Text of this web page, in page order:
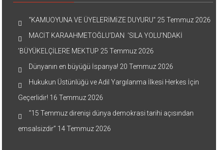
“KAMUOYUNA VE ÜYELERİMİZE DUYURU” 25 Temmuz 2026
MACİT KARAAHMETOĞLU’DAN ‘SILA YOLU’NDAKİ
’BÜYÜKELÇİLERE MEKTUP 25 Temmuz 2026
Dünyanın en büyüğü İspanya! 20 Temmuz 2026
Hukukun Üstünlüğü ve Adil Yargılanma İlkesi Herkes İçin
Geçerlidir! 16 Temmuz 2026
“15 Temmuz direnişi dünya demokrasi tarihi açısından
emsalsizdir” 14 Temmuz 2026